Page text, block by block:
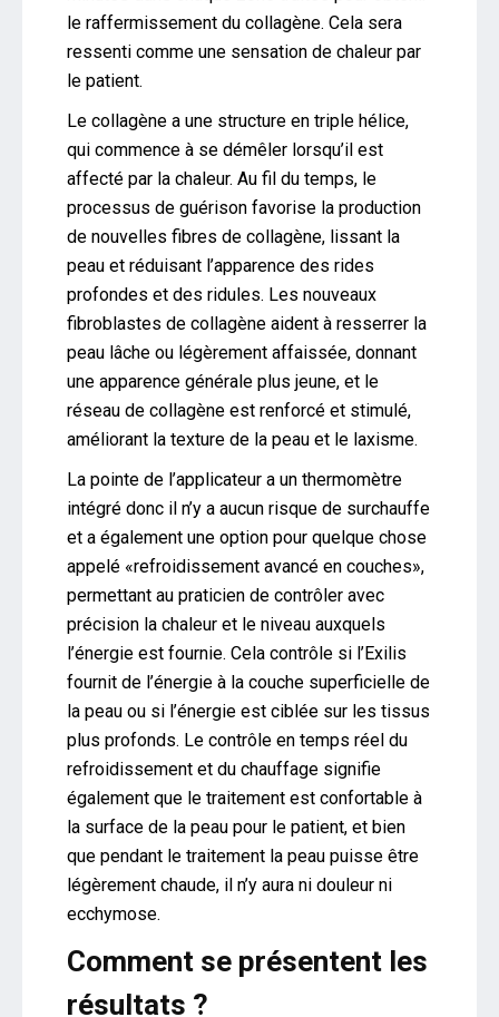
le raffermissement du collagène. Cela sera
ressenti comme une sensation de chaleur par
le patient.
Le collagène a une structure en triple hélice,
qui commence à se démêler lorsqu’il est
affecté par la chaleur. Au fil du temps, le
processus de guérison favorise la production
de nouvelles fibres de collagène, lissant la
peau et réduisant l’apparence des rides
profondes et des ridules. Les nouveaux
fibroblastes de collagène aident à resserrer la
peau lâche ou légèrement affaissée, donnant
une apparence générale plus jeune, et le
réseau de collagène est renforcé et stimulé,
améliorant la texture de la peau et le laxisme.
La pointe de l’applicateur a un thermomètre
intégré donc il n’y a aucun risque de surchauffe
et a également une option pour quelque chose
appelé «refroidissement avancé en couches»,
permettant au praticien de contrôler avec
précision la chaleur et le niveau auxquels
l’énergie est fournie. Cela contrôle si l’Exilis
fournit de l’énergie à la couche superficielle de
la peau ou si l’énergie est ciblée sur les tissus
plus profonds. Le contrôle en temps réel du
refroidissement et du chauffage signifie
également que le traitement est confortable à
la surface de la peau pour le patient, et bien
que pendant le traitement la peau puisse être
légèrement chaude, il n’y aura ni douleur ni
ecchymose.
Comment se présentent les
résultats ?